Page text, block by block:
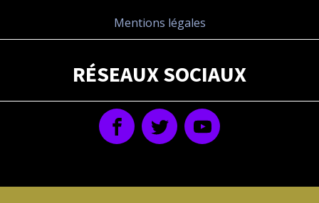
Mentions légales
RÉSEAUX SOCIAUX